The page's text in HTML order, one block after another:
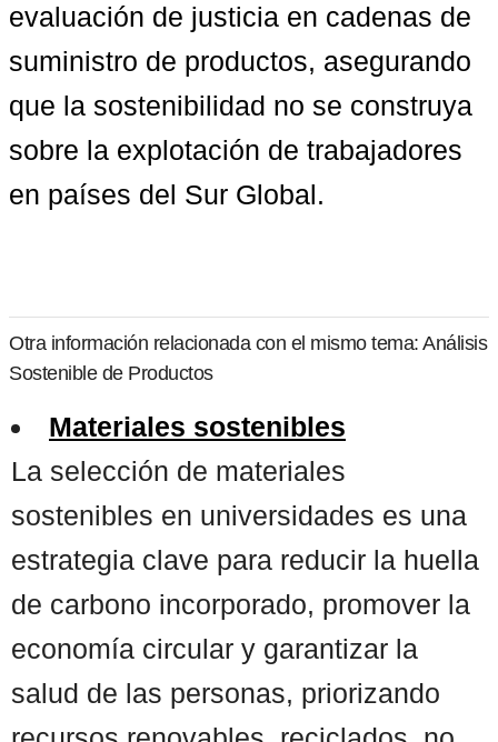
evaluación de justicia en cadenas de
suministro de productos, asegurando
que la sostenibilidad no se construya
sobre la explotación de trabajadores
en países del Sur Global.
Otra información relacionada con el mismo tema: Análisis
Sostenible de Productos
Materiales sostenibles
La selección de materiales
sostenibles en universidades es una
estrategia clave para reducir la huella
de carbono incorporado, promover la
economía circular y garantizar la
salud de las personas, priorizando